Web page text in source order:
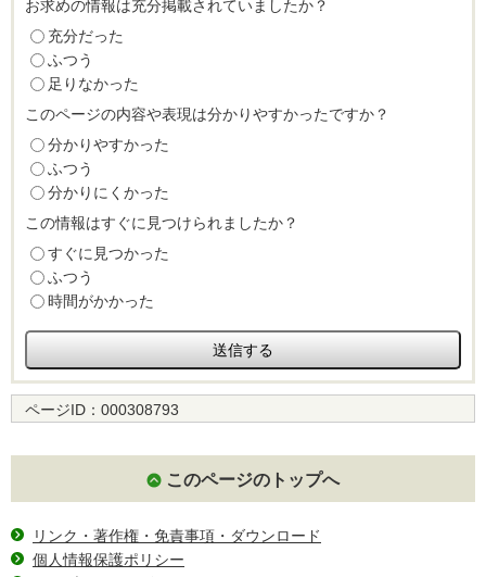
お求めの情報は充分掲載されていましたか？
充分だった
ふつう
足りなかった
このページの内容や表現は分かりやすかったですか？
分かりやすかった
ふつう
分かりにくかった
この情報はすぐに見つけられましたか？
すぐに見つかった
ふつう
時間がかかった
ページID： 000308793
このページのトップへ
リンク・著作権・免責事項・ダウンロード
個人情報保護ポリシー